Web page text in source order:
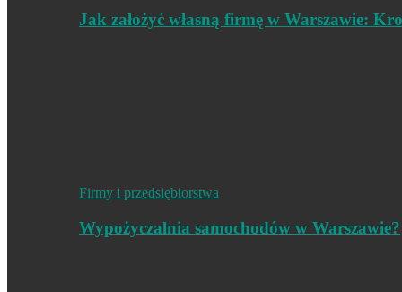
Jak założyć własną firmę w Warszawie:
Firmy i przedsiębiorstwa
Wypożyczalnia samochodów w Warszawie?